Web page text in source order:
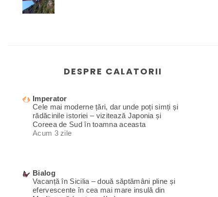
DESPRE CALATORII
Imperator
Cele mai moderne țări, dar unde poți simți și
rădăcinile istoriei – vizitează Japonia și
Coreea de Sud în toamna aceasta
Acum 3 zile
Bialog
Vacanță în Sicilia – două săptămâni pline și
efervescente în cea mai mare insulă din